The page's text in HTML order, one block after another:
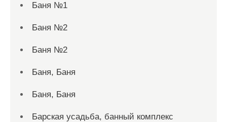
Баня №1
Баня №2
Баня №2
Баня, Баня
Баня, Баня
Барская усадьба, банный комплекс